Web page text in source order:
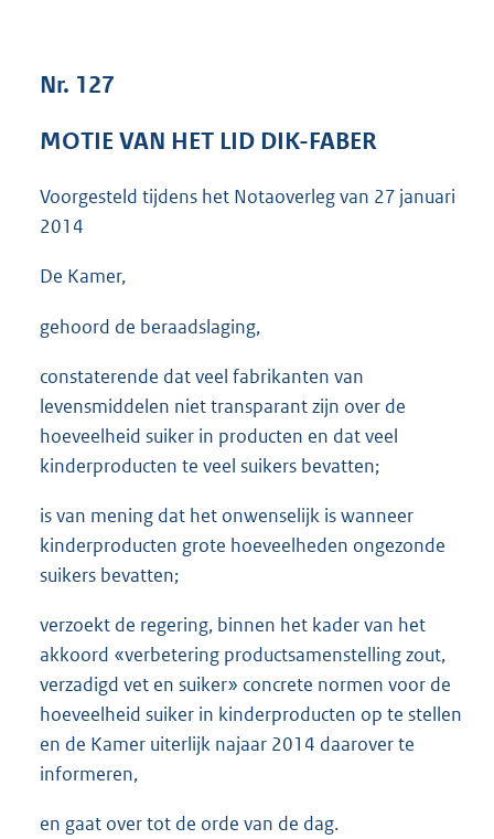
e
3
Nr. 127
MOTIE VAN HET LID DIK-FABER
Voorgesteld tijdens het Notaoverleg van 27 januari
2014
De Kamer,
gehoord de beraadslaging,
constaterende dat veel fabrikanten van
levensmiddelen niet transparant zijn over de
hoeveelheid suiker in producten en dat veel
kinderproducten te veel suikers bevatten;
is van mening dat het onwenselijk is wanneer
kinderproducten grote hoeveelheden ongezonde
suikers bevatten;
verzoekt de regering, binnen het kader van het
akkoord «verbetering productsamenstelling zout,
verzadigd vet en suiker» concrete normen voor de
hoeveelheid suiker in kinderproducten op te stellen
en de Kamer uiterlijk najaar 2014 daarover te
informeren,
en gaat over tot de orde van de dag.